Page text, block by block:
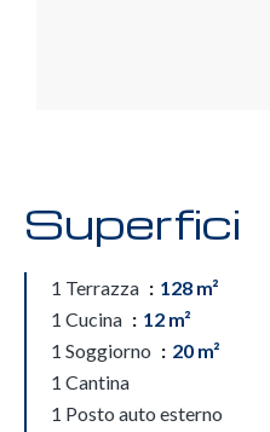
Superfici
1 Terrazza
128 m²
1 Cucina
12 m²
1 Soggiorno
20 m²
1 Cantina
1 Posto auto esterno